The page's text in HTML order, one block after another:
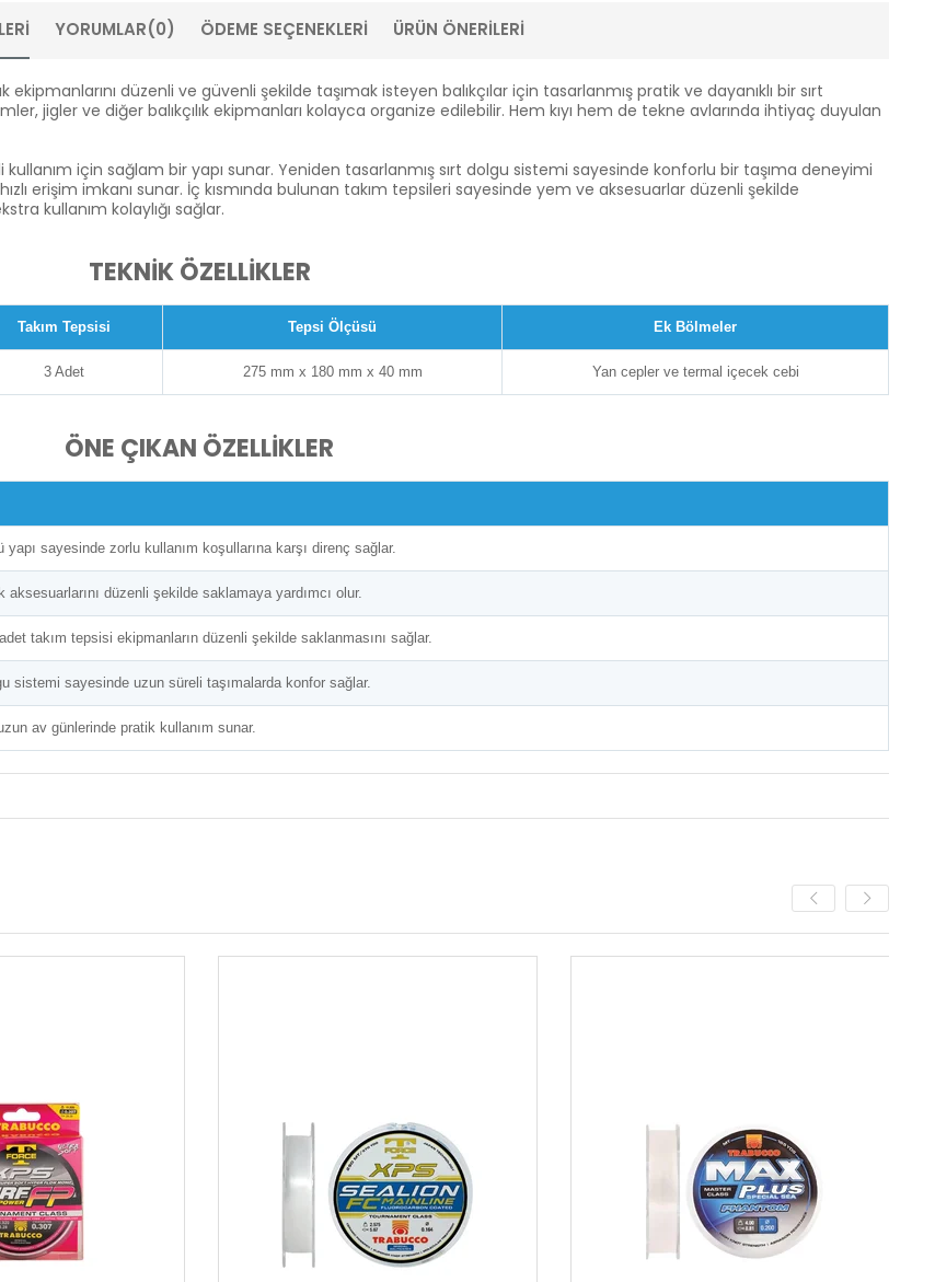
YORUMLAR(0) ÖDEME SEÇENEKLERI ÜRÜN ÖNERILERI
ekipmanlarını düzenli ve güvenli şekilde taşımak isteyen balıkçılar için tasarlanmış pratik ve dayanıklı bir sırt
jigler ve diğer balıkçılık ekipmanları kolayca organize edilebilir. Hem kıyı hem de tekne avlarında ihtiyaç duyulan
için sağlam bir yapı sunar. Yeniden tasarlanmış sırt dolgu sistemi sayesinde konforlu bir taşıma deneyimi
erişim imkanı sunar. İç kısmında bulunan takım tepsileri sayesinde yem ve aksesuarlar düzenli şekilde
kullanım kolaylığı sağlar.
TEKNİK ÖZELLİKLER
Takım Tepsisi Tepsi Ölçüsü Ek Bölmeler
3 Adet 275 mm x 180 mm x 40 mm Yan cepler ve termal içecek cebi
ÖNE ÇIKAN ÖZELLİKLER
yapı sayesinde zorlu kullanım koşullarına karşı direnç sağlar.
aksesuarlarını düzenli şekilde saklamaya yardımcı olur.
takım tepsisi ekipmanların düzenli şekilde saklanmasını sağlar.
sistemi sayesinde uzun süreli taşımalarda konfor sağlar.
av günlerinde pratik kullanım sunar.